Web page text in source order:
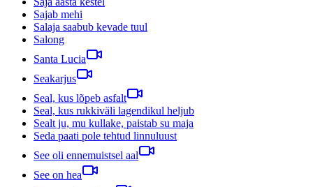
Sajab mehi
Salaja saabub kevade tuul
Salong
Santa Lucia
Seakarjus
Seal, kus lõpeb asfalt
Seal, kus rukkiväli lagendikul heljub
Sealt ju, mu kullake, paistab su maja
Seda paati pole tehtud linnuluust
See oli ennemuistsel aal
See on hea